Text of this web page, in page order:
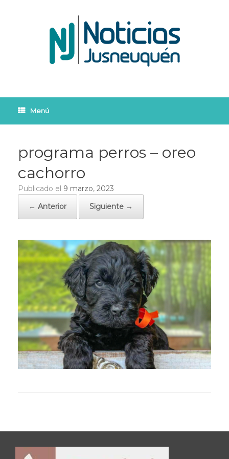
Menú
programa perros – oreo
cachorro
Publicado el 9 marzo, 2023
← Anterior
Siguiente →